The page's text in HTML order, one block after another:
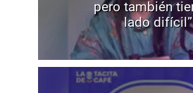
pero también
lado difícil”